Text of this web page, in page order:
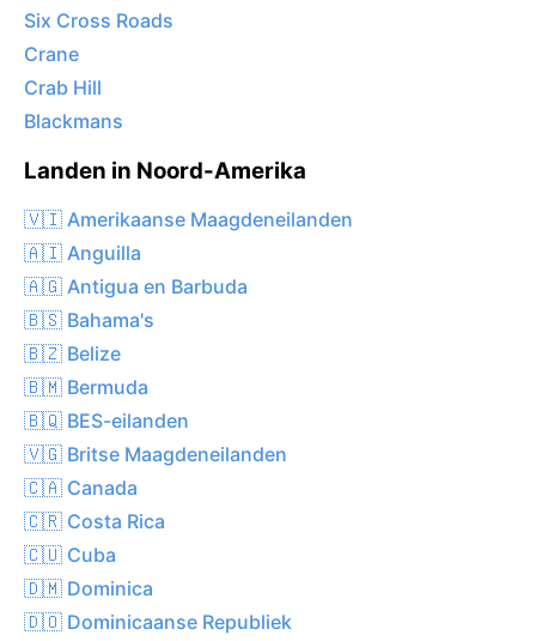
Six Cross Roads
Crane
Crab Hill
Blackmans
Landen in Noord-Amerika
🇻🇮 Amerikaanse Maagdeneilanden
🇦🇮 Anguilla
🇦🇬 Antigua en Barbuda
🇧🇸 Bahama's
🇧🇿 Belize
🇧🇲 Bermuda
🇧🇶 BES-eilanden
🇻🇬 Britse Maagdeneilanden
🇨🇦 Canada
🇨🇷 Costa Rica
🇨🇺 Cuba
🇩🇲 Dominica
🇩🇴 Dominicaanse Republiek